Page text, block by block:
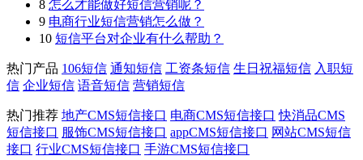
8 怎么才能做好短信营销呢？
9 电商行业短信营销怎么做？
10 短信平台对企业有什么帮助？
热门产品 106短信 通知短信 工资条短信 生日祝福短信 入职短
信 企业短信 语音短信 营销短信
热门推荐 地产CMS短信接口 电商CMS短信接口 快消品CMS
短信接口 服饰CMS短信接口 appCMS短信接口 网站CMS短信
接口 行业CMS短信接口 手游CMS短信接口